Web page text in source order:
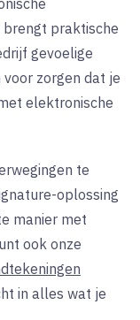
brengt praktische
gevoelige
zorgen dat je
elektronische
te
oplossing
manier met
ook onze
in alles wat je